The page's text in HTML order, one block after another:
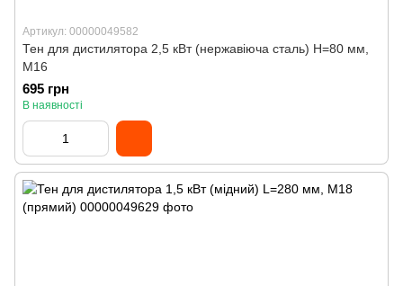
Артикул: 00000049582
Тен для дистилятора 2,5 кВт (нержавіюча сталь) H=80 мм,
M16
695 грн
В наявності